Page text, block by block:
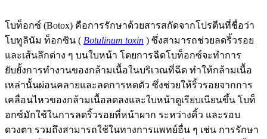
โบท็อกซ์ (Botox) คือการรักษาด้วยสารสกัดจากโปรตีนที่ชื่อว่า
โบทูลินัม ท็อกซิน ( Botulinum toxin ) ซึ่งสามารถช่วยลดริ้วรอย
และเส้นลึกต่าง ๆ บนใบหน้า โดยการฉีดโบท็อกซ์จะทำการ
ยับยั้งการทำงานของกล้ามเนื้อในบริเวณที่ฉีด ทำให้กล้ามเนื้อ
เหล่านั้นผ่อนคลายและลดการหดตัว ซึ่งช่วยให้ริ้วรอยจากการ
เคลื่อนไหวของกล้ามเนื้อลดลงและใบหน้าดูเรียบเนียนขึ้น โบท็
อกซ์มักใช้ในการลดริ้วรอยที่หน้าผาก ระหว่างคิ้ว และรอบ
ดวงตา รวมถึงสามารถใช้ในทางการแพทย์อื่น ๆ เช่น การรักษา